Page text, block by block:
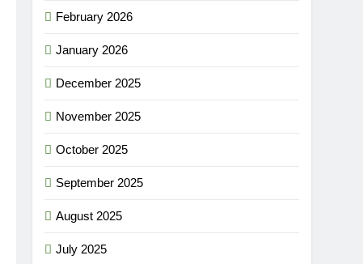
February 2026
January 2026
December 2025
November 2025
October 2025
September 2025
August 2025
July 2025